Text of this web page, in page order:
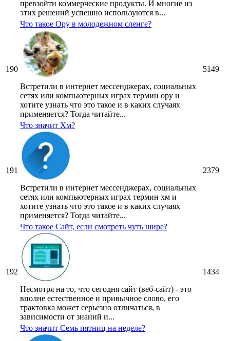
превзойти коммерческие продукты. И многие из
этих решений успешно используются в...
190
Что такое Ору в молодежном сленге?
Встретили в интернет мессенджерах, социальных
сетях или компьютерных играх термин ору и
хотите узнать что это такое и в каких случаях
применяется? Тогда читайте...
5149
191
Что значит Хм?
Встретили в интернет мессенджерах, социальных
сетях или компьютерных играх термин хм и
хотите узнать что это такое и в каких случаях
применяется? Тогда читайте...
2379
192
Что такое Сайт, если смотреть чуть шире?
Несмотря на то, что сегодня сайт (веб-сайт) - это
вполне естественное и привычное слово, его
трактовка может серьезно отличаться, в
зависимости от знаний и...
1434
Что значит Семь пятниц на неделе?